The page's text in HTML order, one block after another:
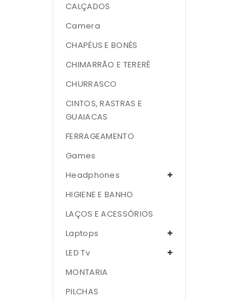
CALÇADOS
Camera
CHAPÉUS E BONÉS
CHIMARRÃO E TERERÊ
CHURRASCO
CINTOS, RASTRAS E
GUAIACAS
FERRAGEAMENTO
Games
Headphones
HIGIENE E BANHO
LAÇOS E ACESSÓRIOS
Laptops
LED Tv
MONTARIA
PILCHAS